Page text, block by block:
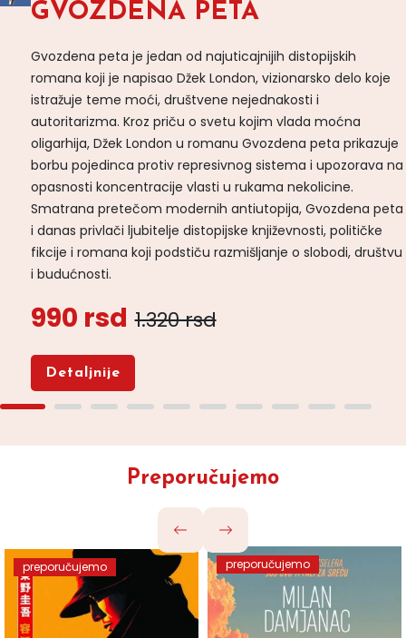
GVOZDENA PETA
Gvozdena peta je jedan od najuticajnijih distopijskih
romana koji je napisao Džek London, vizionarsko delo koje
istražuje teme moći, društvene nejednakosti i
autoritarizma. Kroz priču o svetu kojim vlada moćna
oligarhija, Džek London u romanu Gvozdena peta prikazuje
borbu pojedinca protiv represivnog sistema i upozorava na
opasnosti koncentracije vlasti u rukama nekolicine.
Smatrana pretečom modernih antiutopija, Gvozdena peta
i danas privlači ljubitelje distopijske književnosti, političke
fikcije i romana koji podstiču razmišljanje o slobodi, društvu
i budućnosti.
990 rsd 1.320 rsd
Detaljnije
Preporučujemo
preporučujemo preporučujemo